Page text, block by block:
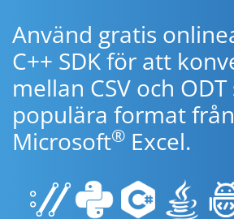
Använd gratis
C++ SDK för att
mellan CSV och
populära format från
Microsoft® Excel.